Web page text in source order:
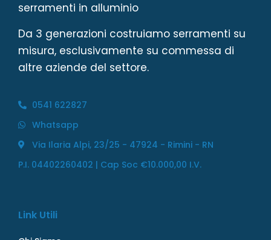
serramenti in alluminio
Da 3 generazioni costruiamo serramenti su
misura, esclusivamente su commessa di
altre aziende del settore.
0541 622827
Whatsapp
Via Ilaria Alpi, 23/25 - 47924 - Rimini - RN
P.I. 04402260402 | Cap Soc €10.000,00 I.V.
Link Utili